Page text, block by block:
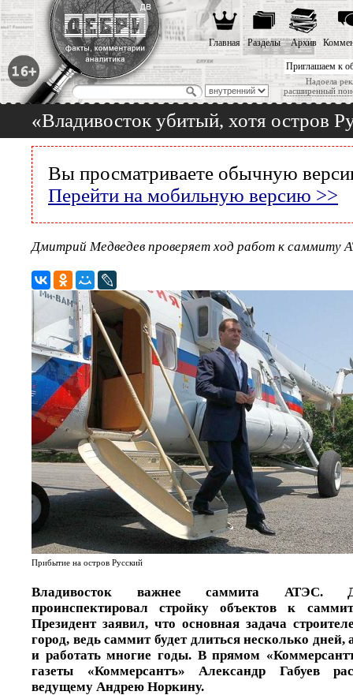
Приглашаем к
Надоела
расширенный
Главная Разделы Архив
«Владивосток убитый, хотя остров
Вы просматриваете обычную
Перейти на мобильную версию >>
Дмитрий Медведев проверяет ход работ к саммиту
Прибытие на остров Русский
Владивосток важнее саммита АТЭС.
проинспектировал стройку объектов к
Президент заявил, что основная задача
город, ведь саммит будет длиться несколько
и работать многие годы. В прямом
газеты «Коммерсантъ» Александр Габуев
ведущему Андрею Норкину.